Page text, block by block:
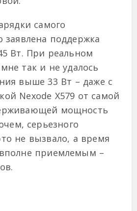
самого
заявлена поддержка
Вт. При реальном
так и не удалось
выше 33 Вт – даже с
Nexode X579 от самой
мощность
серьезного
не вызвало, а время
приемлемым –